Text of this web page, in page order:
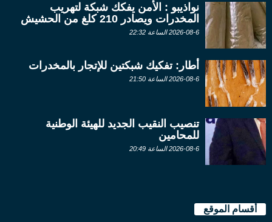
نواذيبو : الأمن يفكك شبكة لتهريب
المخدرات ويصادر 210 كلغ من الحشيش
2026-08-6 الساعة 22:32
أطار: تفكيك شبكتين للإتجار بالمخدرات
2026-08-6 الساعة 21:50
تنصيب النقيب الجديد للهيئة الوطنية
للمحامين
2026-08-6 الساعة 20:49
أقسام الموقع